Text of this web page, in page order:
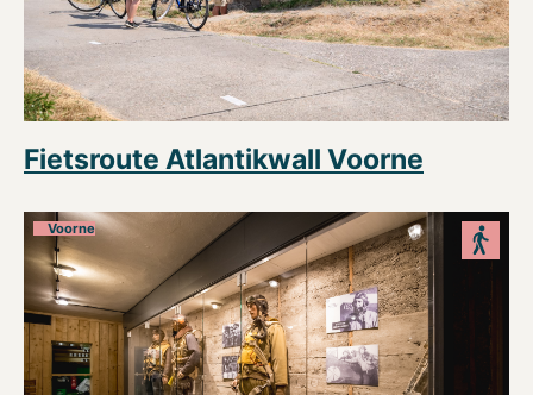
Fietsroute Atlantikwall Voorne
Voorne